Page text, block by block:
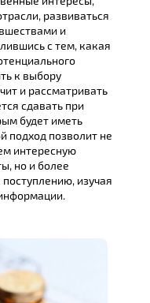
развиваться
и
с тем, какая
к выбору
и рассматривать
сдавать при
будет иметь
подход позволит не
интересную
но и более
изучая